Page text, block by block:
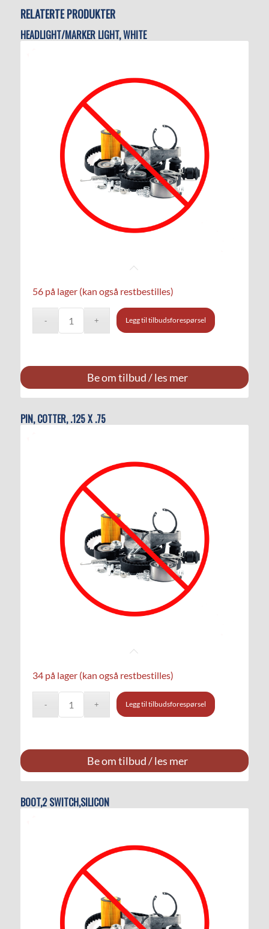
RELATERTE PRODUKTER
HEADLIGHT/MARKER LIGHT, WHITE
56 på lager (kan også restbestilles)
Legg til tilbudsforespørsel
Be om tilbud / les mer
PIN, COTTER, .125 X .75
34 på lager (kan også restbestilles)
Legg til tilbudsforespørsel
Be om tilbud / les mer
BOOT,2 SWITCH,SILICON